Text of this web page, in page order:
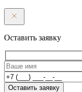
Оставить заявку
Оставить заявку